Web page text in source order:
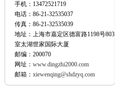
手机：13472521719
电话：86-21-32535037
传真：86-21-32535039
地址：上海市嘉定区德富路1198号803
室太湖世家国际大厦
邮编：200070
网址： www.dingzhi2000.com
邮箱： xiewenqing@shdzyq.com